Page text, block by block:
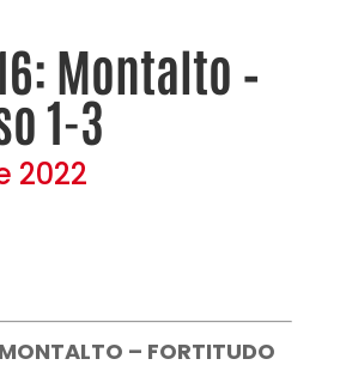
Montalto –
1-3
2022
– FORTITUDO